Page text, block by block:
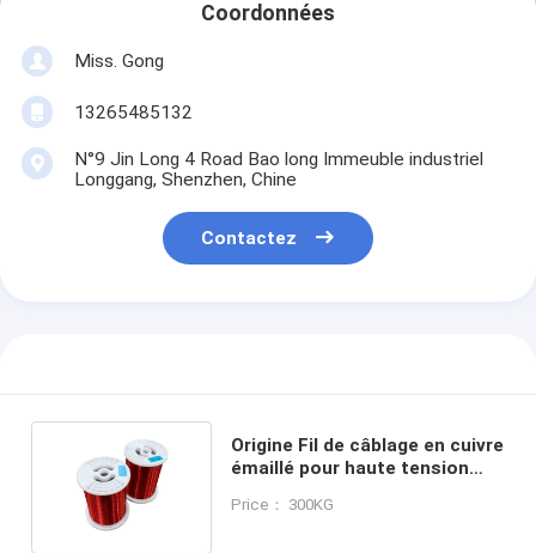
Coordonnées
Miss. Gong
13265485132
N°9 Jin Long 4 Road Bao long Immeuble industriel
Longgang, Shenzhen, Chine
Contactez
Origine Fil de câblage en cuivre
émaillé pour haute tension
Price： 300KG